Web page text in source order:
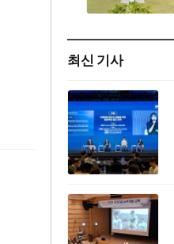
최신 기사